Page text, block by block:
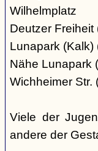
Wilhelmplatz
Deutzer
Lunapark (Kalk)
Nähe Lunapark
Wichheimer Str.
Viele der
andere der